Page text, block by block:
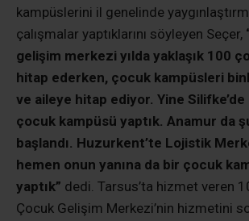
kampüslerini il genelinde
çalışmalar yaptıklarını söyleyen Seçer,
gelişim merkezi yılda yaklaşık 100
hitap ederken, çocuk kampüsleri
ve aileye hitap ediyor. Yine
çocuk kampüsü yaptık. Anamur da
başlandı. Huzurkent’te Lojistik
hemen onun yanına da bir çocuk
yaptık” dedi. Tarsus’ta hizmet veren
Çocuk Gelişim Merkezi’nin hizmetini